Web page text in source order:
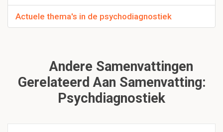
Actuele thema's in de psychodiagnostiek
Andere Samenvattingen
Gerelateerd Aan Samenvatting:
Psychdiagnostiek